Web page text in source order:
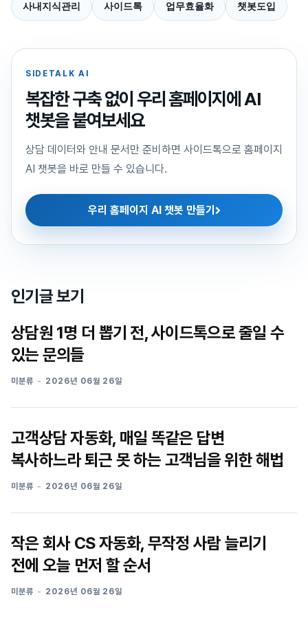
사내지식관리 사이드톡 업무효율화 챗봇도입
SIDETALK AI
복잡한 구축 없이 우리 홈페이지에 AI
챗봇을 붙여보세요
상담 데이터와 안내 문서만 준비하면 사이드톡으로 홈페이지
AI 챗봇을 바로 만들 수 있습니다.
우리 홈페이지 AI 챗봇 만들기
인기글 보기
상담원 1명 더 뽑기 전, 사이드톡으로 줄일 수
있는 문의들
미분류 2026년 06월 26일
고객상담 자동화, 매일 똑같은 답변
복사하느라 퇴근 못 하는 고객님을 위한 해법
미분류 2026년 06월 26일
작은 회사 CS 자동화, 무작정 사람 늘리기
전에 오늘 먼저 할 순서
미분류 2026년 06월 26일